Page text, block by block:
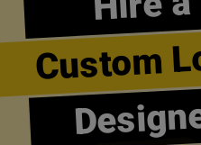
Custom